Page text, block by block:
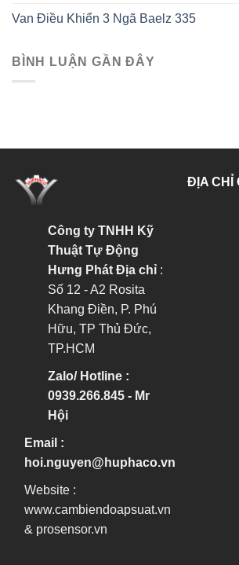
Van Điều Khiển 3 Ngã Baelz 335
BÌNH LUẬN GẦN ĐÂY
Công ty TNHH Kỹ
Thuật Tự Động
Hưng Phát Địa chỉ :
Số 12 - A2 Rosita
Khang Điền, P. Phú
Hữu, TP Thủ Đức,
TP.HCM
Zalo/ Hotline :
0939.266.845 - Mr
Hội
Email :
hoi.nguyen@huphaco.vn
Website :
www.cambiendoapsuat.vn
& prosensor.vn
ĐỊA CHỈ